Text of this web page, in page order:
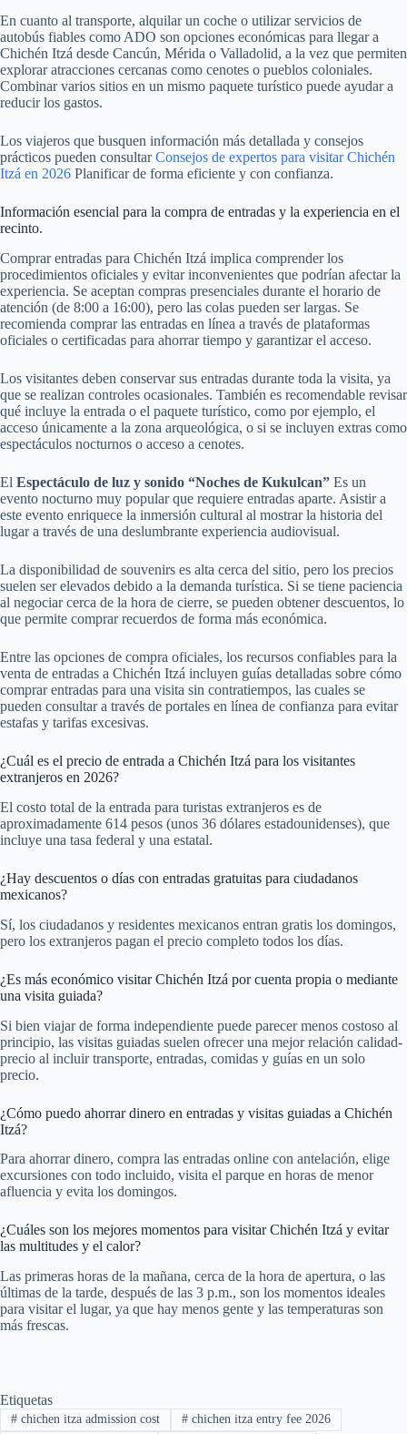
En cuanto al transporte, alquilar un coche o utilizar servicios de
autobús fiables como ADO son opciones económicas para llegar a
Chichén Itzá desde Cancún, Mérida o Valladolid, a la vez que permiten
explorar atracciones cercanas como cenotes o pueblos coloniales.
Combinar varios sitios en un mismo paquete turístico puede ayudar a
reducir los gastos.
Los viajeros que busquen información más detallada y consejos
prácticos pueden consultarConsejos de expertos para visitar Chichén
Itzá en 2026 Planificar de forma eficiente y con confianza.
Información esencial para la compra de entradas y la experiencia en el
recinto.
Comprar entradas para Chichén Itzá implica comprender los
procedimientos oficiales y evitar inconvenientes que podrían afectar la
experiencia. Se aceptan compras presenciales durante el horario de
atención (de 8:00 a 16:00), pero las colas pueden ser largas. Se
recomienda comprar las entradas en línea a través de plataformas
oficiales o certificadas para ahorrar tiempo y garantizar el acceso.
Los visitantes deben conservar sus entradas durante toda la visita, ya
que se realizan controles ocasionales. También es recomendable revisar
qué incluye la entrada o el paquete turístico, como por ejemplo, el
acceso únicamente a la zona arqueológica, o si se incluyen extras como
espectáculos nocturnos o acceso a cenotes.
El Espectáculo de luz y sonido “Noches de Kukulcan” Es un
evento nocturno muy popular que requiere entradas aparte. Asistir a
este evento enriquece la inmersión cultural al mostrar la historia del
lugar a través de una deslumbrante experiencia audiovisual.
La disponibilidad de souvenirs es alta cerca del sitio, pero los precios
suelen ser elevados debido a la demanda turística. Si se tiene paciencia
al negociar cerca de la hora de cierre, se pueden obtener descuentos, lo
que permite comprar recuerdos de forma más económica.
Entre las opciones de compra oficiales, los recursos confiables para la
venta de entradas a Chichén Itzá incluyen guías detalladas sobre cómo
comprar entradas para una visita sin contratiempos, las cuales se
pueden consultar a través de portales en línea de confianza para evitar
estafas y tarifas excesivas.
¿Cuál es el precio de entrada a Chichén Itzá para los visitantes
extranjeros en 2026?
El costo total de la entrada para turistas extranjeros es de
aproximadamente 614 pesos (unos 36 dólares estadounidenses), que
incluye una tasa federal y una estatal.
¿Hay descuentos o días con entradas gratuitas para ciudadanos
mexicanos?
Sí, los ciudadanos y residentes mexicanos entran gratis los domingos,
pero los extranjeros pagan el precio completo todos los días.
¿Es más económico visitar Chichén Itzá por cuenta propia o mediante
una visita guiada?
Si bien viajar de forma independiente puede parecer menos costoso al
principio, las visitas guiadas suelen ofrecer una mejor relación calidad-
precio al incluir transporte, entradas, comidas y guías en un solo
precio.
¿Cómo puedo ahorrar dinero en entradas y visitas guiadas a Chichén
Itzá?
Para ahorrar dinero, compra las entradas online con antelación, elige
excursiones con todo incluido, visita el parque en horas de menor
afluencia y evita los domingos.
¿Cuáles son los mejores momentos para visitar Chichén Itzá y evitar
las multitudes y el calor?
Las primeras horas de la mañana, cerca de la hora de apertura, o las
últimas de la tarde, después de las 3 p.m., son los momentos ideales
para visitar el lugar, ya que hay menos gente y las temperaturas son
más frescas.
Etiquetas
#chichen itza admission cost #chichen itza entry fee 2026